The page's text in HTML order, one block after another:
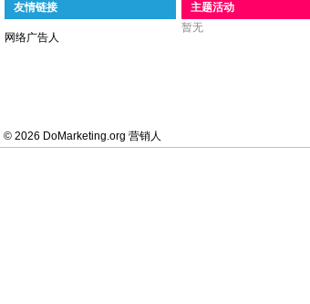
友情链接
网络广告人
主题活动
暂无
© 2026 DoMarketing.org 营销人